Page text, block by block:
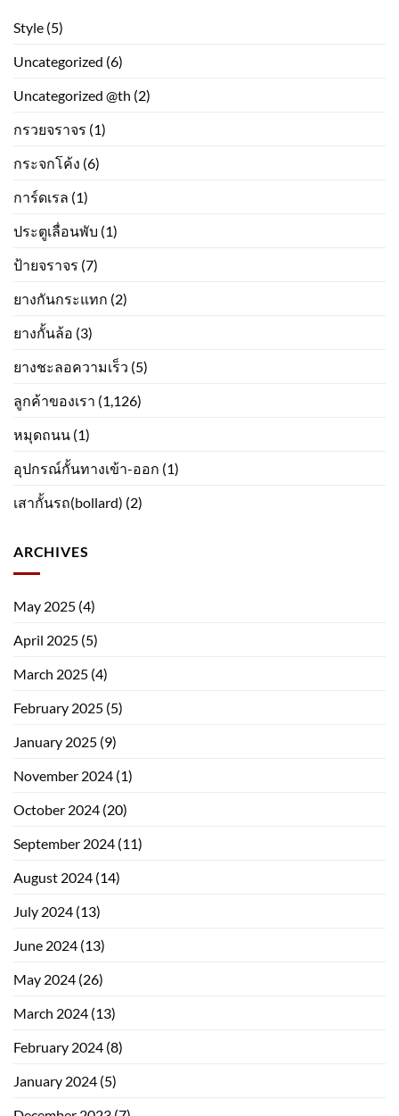
Style (5)
Uncategorized (6)
Uncategorized @th (2)
กรวยจราจร (1)
กระจกโค้ง (6)
การ์ดเรล (1)
ประตูเลื่อนพับ (1)
ป้ายจราจร (7)
ยางกันกระแทก (2)
ยางกั้นล้อ (3)
ยางชะลอความเร็ว (5)
ลูกค้าของเรา (1,126)
หมุดถนน (1)
อุปกรณ์กั้นทางเข้า-ออก (1)
เสากั้นรถ(bollard) (2)
ARCHIVES
May 2025 (4)
April 2025 (5)
March 2025 (4)
February 2025 (5)
January 2025 (9)
November 2024 (1)
October 2024 (20)
September 2024 (11)
August 2024 (14)
July 2024 (13)
June 2024 (13)
May 2024 (26)
March 2024 (13)
February 2024 (8)
January 2024 (5)